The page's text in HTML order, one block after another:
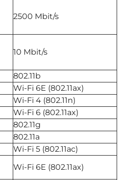
2500 Mbit/s
10 Mbit/s
802.11b
Wi-Fi 6E (802.11ax)
Wi-Fi 4 (802.11n)
Wi-Fi 6 (802.11ax)
802.11g
802.11a
Wi-Fi 5 (802.11ac)
Wi-Fi 6E (802.11ax)